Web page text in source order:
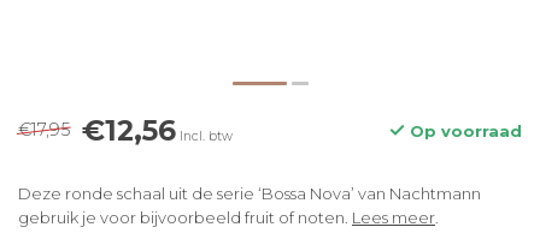
€17,95 €12,56 Incl. btw Op voorraad
Deze ronde schaal uit de serie ‘Bossa Nova’ van Nachtmann
gebruik je voor bijvoorbeeld fruit of noten. Lees meer.